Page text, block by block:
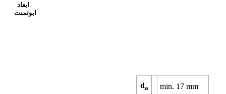
ابعاد
ابوتمنت
da min. 17 mm